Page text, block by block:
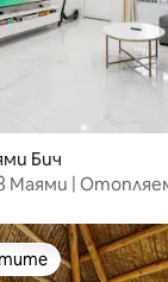
Бич
Маями |
на гостите